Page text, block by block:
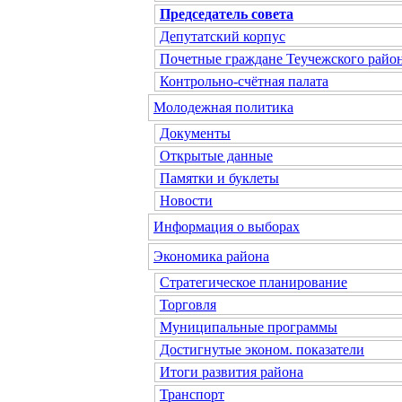
Председатель совета
Депутатский корпус
Почетные граждане Теучежского
Контрольно-счётная палата
Молодежная политика
Документы
Открытые данные
Памятки и буклеты
Новости
Информация о выборах
Экономика района
Стратегическое планирование
Торговля
Муниципальные программы
Достигнутые эконом. показатели
Итоги развития района
Транспорт